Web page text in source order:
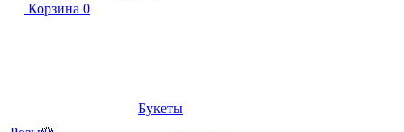
Корзина 0
Букеты